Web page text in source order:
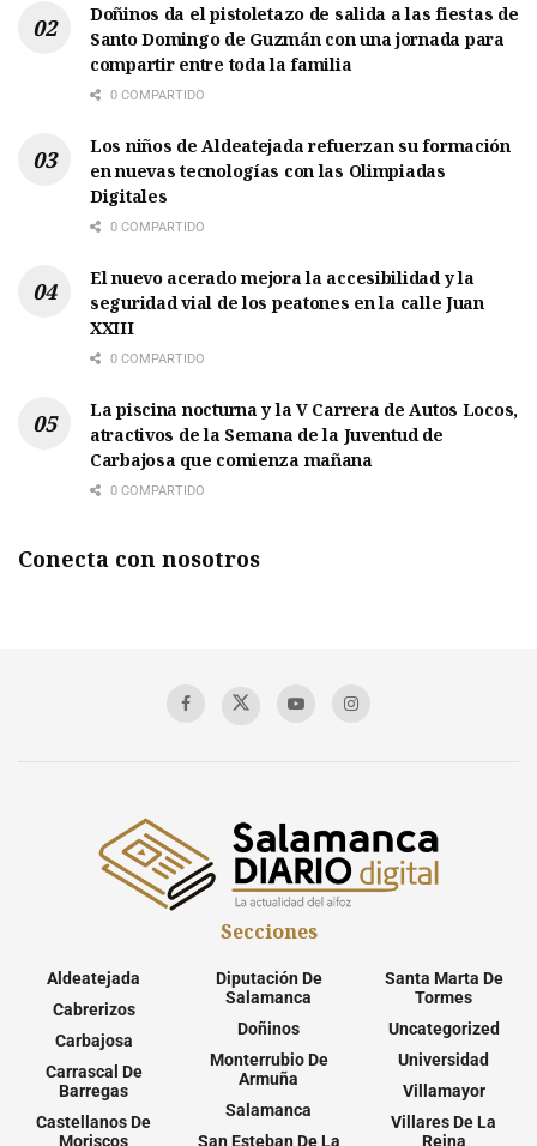
Doñinos da el pistoletazo de salida a las fiestas de
Santo Domingo de Guzmán con una jornada para
compartir entre toda la familia
0 COMPARTIDO
Los niños de Aldeatejada refuerzan su formación
en nuevas tecnologías con las Olimpiadas
Digitales
0 COMPARTIDO
El nuevo acerado mejora la accesibilidad y la
seguridad vial de los peatones en la calle Juan
XXIII
0 COMPARTIDO
La piscina nocturna y la V Carrera de Autos Locos,
atractivos de la Semana de la Juventud de
Carbajosa que comienza mañana
0 COMPARTIDO
Conecta con nosotros
Secciones
Aldeatejada
Cabrerizos
Carbajosa
Carrascal De
Barregas
Castellanos De
Moriscos
Diputación De
Salamanca
Doñinos
Monterrubio De
Armuña
Salamanca
San Esteban De La
Santa Marta De
Tormes
Uncategorized
Universidad
Villamayor
Villares De La
Reina